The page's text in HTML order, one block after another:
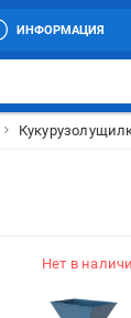
ИНФОРМАЦИЯ
Нет в